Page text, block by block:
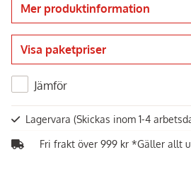
Gå till kassan
Mer produktinformation
Visa paketpriser
Jämför
Lagervara (Skickas inom 1-4
Fri frakt över 999 kr *Gäller allt